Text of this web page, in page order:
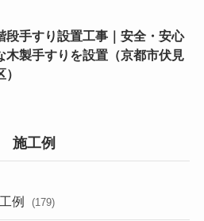
段手すり設置工事｜安全・安心
木製手すりを設置（京都市伏見
）
施工例
例 (179)